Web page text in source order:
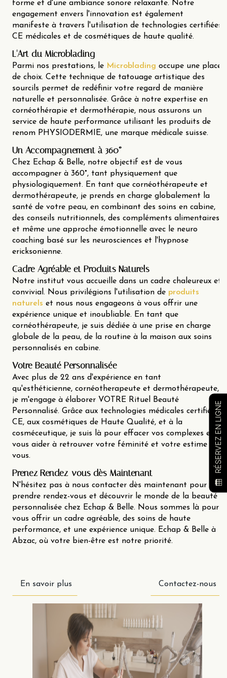
forme et d'une ambiance sonore relaxante. Notre
engagement envers l'innovation est également
manifeste à travers l'utilisation de technologies certifiées
CE médicales et de cosmétiques de haute qualité.
L'Art du Microblading
Parmi nos prestations, le Microblading occupe une place
de choix. Cette technique de tatouage artistique des
sourcils permet de redéfinir votre regard de manière
naturelle et personnalisée. Grâce à notre expertise en
cornéothérapie et dermothérapie, nous assurons un
service de haute performance utilisant les produits de
renom PHYSIODERMIE, une marque médicale suisse.
Un Accompagnement à 360°
Chez Echap & Belle, notre objectif est de vous
accompagner à 360°, tant physiquement que
physiologiquement. En tant que cornéothérapeute et
dermothérapeute, je prends en charge globalement la
santé de votre peau, en combinant des soins en cabine,
des conseils nutritionnels, des compléments alimentaires,
et même une approche émotionnelle avec le neuro
coaching basé sur les neurosciences et l'hypnose
ericksonienne.
Cadre Agréable et Produits Naturels
Notre institut vous accueille dans un cadre chaleureux et
convivial. Nous privilégions l'utilisation de produits
naturels et nous nous engageons à vous offrir une
expérience unique et inoubliable. En tant que
cornéothérapeute, je suis dédiée à une prise en charge
globale de la peau, de la routine à la maison aux soins
personnalisés en cabine.
Votre Beauté Personnalisée
Avec plus de 22 ans d'expérience en tant
qu'esthéticienne, cornéotherapeute et dermothérapeute,
je m'engage à élaborer VOTRE Rituel Beauté
Personnalisé. Grâce aux technologies médicales certifiées
CE, aux cosmétiques de Haute Qualité, et à la
cosméceutique, je suis là pour effacer vos complexes et
vous aider à retrouver votre féminité et votre estime de
vous.
Prenez Rendez-vous dès Maintenant
N'hésitez pas à nous contacter dès maintenant pour
prendre rendez-vous et découvrir le monde de la beauté
personnalisée chez Echap & Belle. Nous sommes là pour
vous offrir un cadre agréable, des soins de haute
performance, et une expérience unique. Echap & Belle à
Abzac, où votre bien-être est notre priorité.
En savoir plus Contactez-nous
RÉSERVEZ EN LIGNE